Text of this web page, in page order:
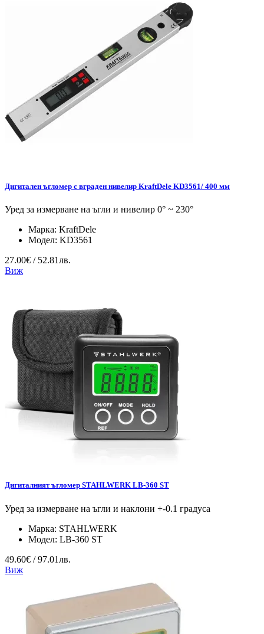
Дигитален ъгломер с вграден нивелир KraftDele KD3561/ 400 мм
Уред за измерване на ъгли и нивелир 0° ~ 230°
Марка: KraftDele
Модел: KD3561
27.00€ / 52.81лв.
Виж
Дигиталният ъгломер STAHLWERK LB-360 ST
Уред за измерване на ъгли и наклони +-0.1 градуса
Марка: STAHLWERK
Модел: LB-360 ST
49.60€ / 97.01лв.
Виж